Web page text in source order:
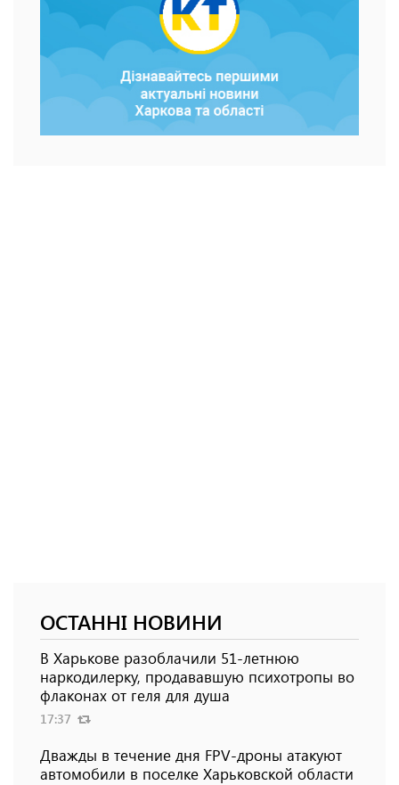
ОСТАННІ НОВИНИ
В Харькове разоблачили 51-летнюю
наркодилерку, продававшую психотропы во
флаконах от геля для душа
17:37
Дважды в течение дня FPV-дроны атакуют
автомобили в поселке Харьковской области